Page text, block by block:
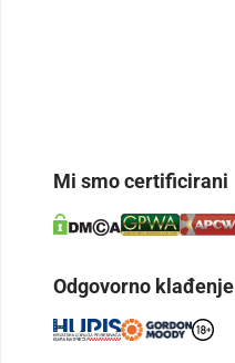
Mi smo certificirani
Odgovorno klađenje